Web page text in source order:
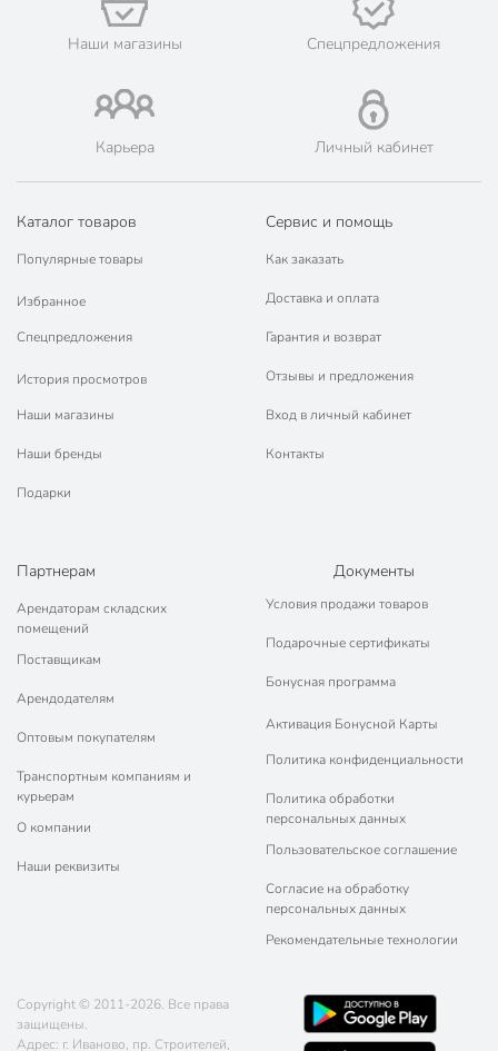
💳 Оплата: онлайн на сайте интернет-гипермаркета или
наличными при получении.
📜 Только оригинальная продукция. Интернет-гипермаркет
Порядок - официальный представитель ведущих мировых
марок.
Наши магазины Спецпредложения
Карьера Личный кабинет
Каталог товаров
Популярные товары
Избранное
Спецпредложения
История просмотров
Наши магазины
Наши бренды
Подарки
Сервис и помощь
Как заказать
Доставка и оплата
Гарантия и возврат
Отзывы и предложения
Вход в личный кабинет
Контакты
Партнерам
Арендаторам складских
помещений
Поставщикам
Арендодателям
Оптовым покупателям
Транспортным компаниям и
курьерам
О компании
Наши реквизиты
Документы
Условия продажи товаров
Подарочные сертификаты
Бонусная программа
Активация Бонусной Карты
Политика конфиденциальности
Политика обработки
персональных данных
Пользовательское соглашение
Согласие на обработку
персональных данных
Рекомендательные технологии
Copyright © 2011-2026. Все права
защищены.
Адрес: г. Иваново, пр. Строителей,